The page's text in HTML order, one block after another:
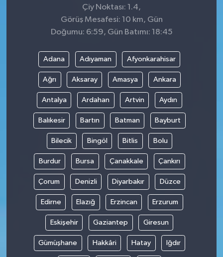
Çiy Noktası: 1.4,
Görüş Mesafesi: 10 km, Gün
Doğumu: 6:59, Gün Batımı: 18:45
Adana Adıyaman Afyonkarahisar
Ağrı Aksaray Amasya Ankara
Antalya Ardahan Artvin Aydın
Balıkesir Bartın Batman Bayburt
Bilecik Bingöl Bitlis Bolu
Burdur Bursa Çanakkale Çankırı
Çorum Denizli Diyarbakır Düzce
Edirne Elazığ Erzincan Erzurum
Eskişehir Gaziantep Giresun
Gümüşhane Hakkâri Hatay Iğdır